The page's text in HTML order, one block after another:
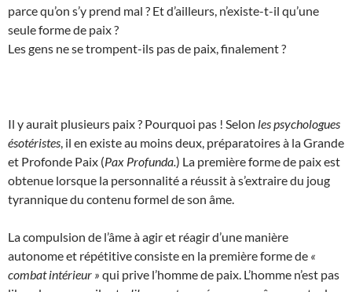
parce qu’on s’y prend mal ? Et d’ailleurs, n’existe-t-il qu’une
seule forme de paix ?
Les gens ne se trompent-ils pas de paix, finalement ?
Il y aurait plusieurs paix ? Pourquoi pas ! Selon les psychologues
ésotéristes , il en existe au moins deux, préparatoires à la Grande
et Profonde Paix (Pax Profunda.) La première forme de paix est
obtenue lorsque la personnalité a réussit à s’extraire du joug
tyrannique du contenu formel de son âme.
La compulsion de l’âme à agir et réagir d’une manière
autonome et répétitive consiste en la première forme de «
combat intérieur » qui prive l’homme de paix. L’homme n’est pas